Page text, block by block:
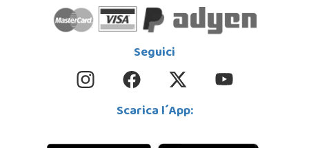
Seguici
Scarica l´App: